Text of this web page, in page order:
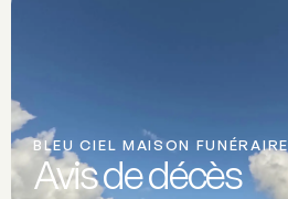
BLEU CIEL MAISON FUNÉRAIRE
Avis de décès